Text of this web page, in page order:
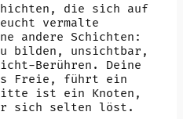
die sich auf
vermalte
andere Schichten:
bilden, unsichtbar,
Berühren. Deine
Freie, führt ein
ist ein Knoten,
sich selten löst.